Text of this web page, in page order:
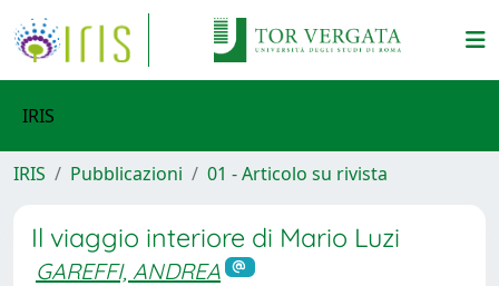
IRIS
IRIS Pubblicazioni 01 - Articolo su rivista
Il viaggio interiore di Mario Luzi
GAREFFI, ANDREA